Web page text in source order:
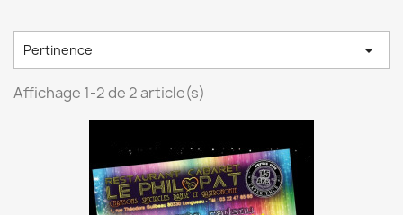
Pertinence 
Affichage 1-2 de 2 article(s)